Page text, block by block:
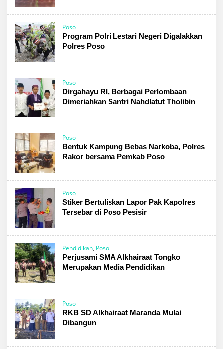
Poso
Program Polri Lestari Negeri Digalakkan
Polres Poso
Poso
Dirgahayu RI, Berbagai Perlombaan
Dimeriahkan Santri Nahdlatut Tholibin
Poso
Bentuk Kampung Bebas Narkoba, Polres
Rakor bersama Pemkab Poso
Poso
Stiker Bertuliskan Lapor Pak Kapolres
Tersebar di Poso Pesisir
Pendidikan, Poso
Perjusami SMA Alkhairaat Tongko
Merupakan Media Pendidikan
Poso
RKB SD Alkhairaat Maranda Mulai
Dibangun